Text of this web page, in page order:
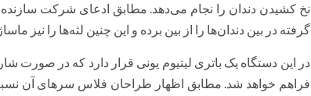
نخ کشیدن دندان را نجام می‌دهد. مطابق ادعای شرکت
گرفته در بین دندان‌ها را از بین برده و این چنین لثه‌ها را نیز